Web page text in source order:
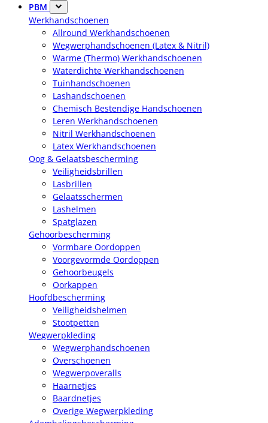
PBM
Werkhandschoenen
Allround Werkhandschoenen
Wegwerphandschoenen (Latex & Nitril)
Warme (Thermo) Werkhandschoenen
Waterdichte Werkhandschoenen
Tuinhandschoenen
Lashandschoenen
Chemisch Bestendige Handschoenen
Leren Werkhandschoenen
Nitril Werkhandschoenen
Latex Werkhandschoenen
Oog & Gelaatsbescherming
Veiligheidsbrillen
Lasbrillen
Gelaatsschermen
Lashelmen
Spatglazen
Gehoorbescherming
Vormbare Oordoppen
Voorgevormde Oordoppen
Gehoorbeugels
Oorkappen
Hoofdbescherming
Veiligheidshelmen
Stootpetten
Wegwerpkleding
Wegwerphandschoenen
Overschoenen
Wegwerpoveralls
Haarnetjes
Baardnetjes
Overige Wegwerpkleding